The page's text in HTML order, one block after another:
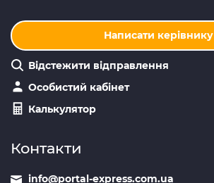
Написати керівнику
Відстежити відправлення
Особистий кабінет
Калькулятор
Контакти
info@portal-express.com.ua